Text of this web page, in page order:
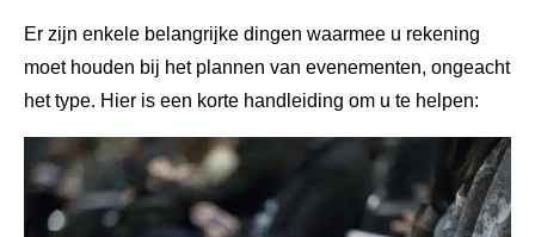
Er zijn enkele belangrijke dingen waarmee u rekening
moet houden bij het plannen van evenementen, ongeacht
het type. Hier is een korte handleiding om u te helpen: